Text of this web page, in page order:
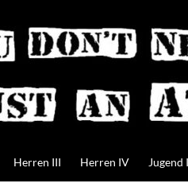
Herren III Herren IV Jugend I